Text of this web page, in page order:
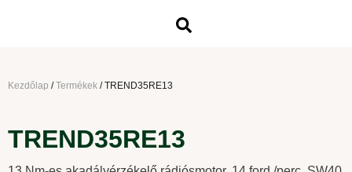
Kezdőlap /Termékek /TREND35RE13
TREND35RE13